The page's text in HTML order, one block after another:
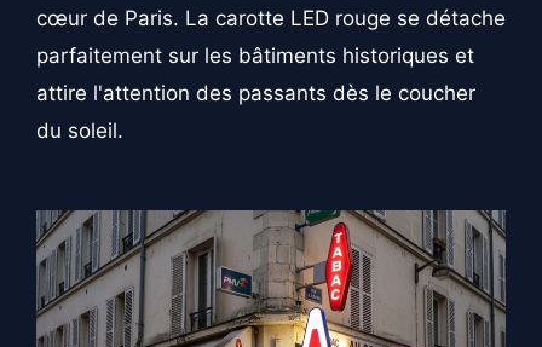
cœur de Paris. La carotte LED rouge se détache
parfaitement sur les bâtiments historiques et
attire l'attention des passants dès le coucher
du soleil.